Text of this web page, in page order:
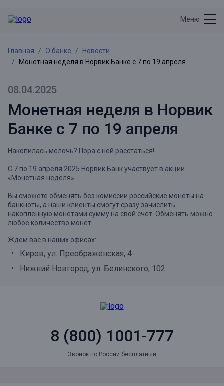
Меню
Главная О банке
Новости
Монетная неделя в Норвик Банке с 7 по 19 апреля
08.04.2025
Монетная неделя в Норвик
Банке с 7 по 19 апреля
Накопилась мелочь? Пора с ней расстаться!
С 7 по 19 апреля 2025 Норвик Банк участвует в акции
«Монетная неделя».
Вы сможете обменять без комиссии российские монеты на
банкноты, а наши клиенты смогут сразу зачислить
накопленную монетами сумму на свой счёт. Обменять можно
любое количество монет.
Ждем вас в наших офисах:
Киров, ул. Преображенская, 4
Нижний Новгород, ул. Белинского, 102
8 (800) 1001-777
Звонок по России бесплатный